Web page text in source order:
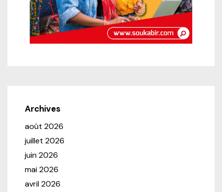
Archives
août 2026
juillet 2026
juin 2026
mai 2026
avril 2026